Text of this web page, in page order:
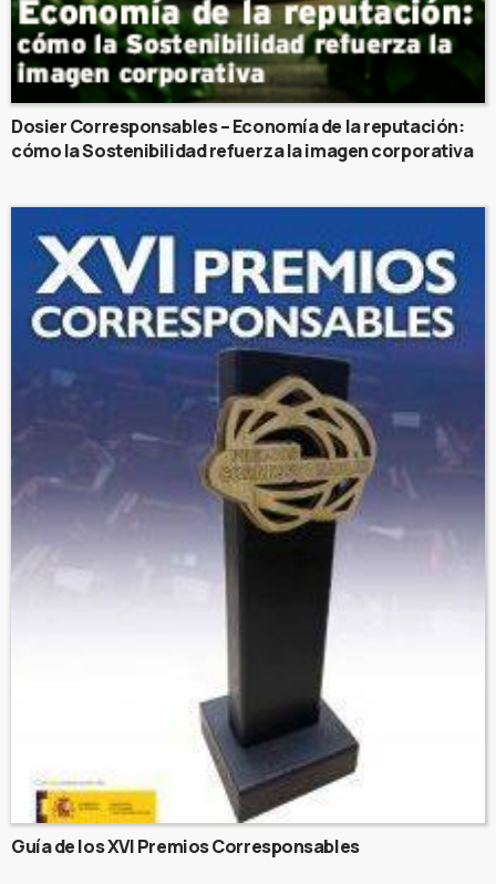
Dosier Corresponsables – Economía de la reputación:
cómo la Sostenibilidad refuerza la imagen corporativa
Guía de los XVI Premios Corresponsables